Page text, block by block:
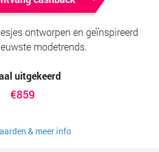
ontworpen en geïnspireerd
modetrends.
uitgekeerd
€859
& meer info